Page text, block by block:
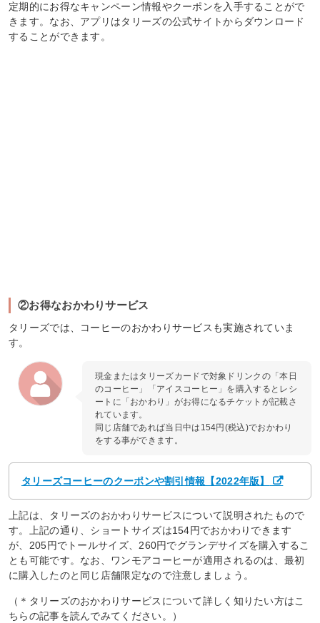
定期的にお得なキャンペーン情報やクーポンを入手することがで
きます。なお、アプリはタリーズの公式サイトからダウンロード
することができます。
②お得なおかわりサービス
タリーズでは、コーヒーのおかわりサービスも実施されていま
す。
現金またはタリーズカードで対象ドリンクの「本日
のコーヒー」「アイスコーヒー」を購入するとレシ
ートに「おかわり」がお得になるチケットが記載さ
れています。
同じ店舗であれば当日中は154円(税込)でおかわり
をする事ができます。
タリーズコーヒーのクーポンや割引情報【2022年版】
上記は、タリーズのおかわりサービスについて説明されたもので
す。上記の通り、ショートサイズは154円でおかわりできます
が、205円でトールサイズ、260円でグランデサイズを購入するこ
とも可能です。なお、ワンモアコーヒーが適用されるのは、最初
に購入したのと同じ店舗限定なので注意しましょう。
（＊タリーズのおかわりサービスについて詳しく知りたい方はこ
ちらの記事を読んでみてください。）